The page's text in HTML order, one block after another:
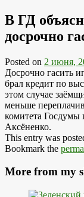
В ГД
досрочно
Posted on 2 июня,
Досрочно гасить
брал кредит по
этом случае
меньше
комитета
Аксёненко.
This entry was
Bookmark the
More from my